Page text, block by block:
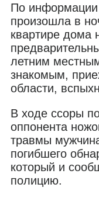
По информации
произошла в
квартире дома
летним
знакомым,
области,
В ходе ссоры
оппонента
травмы
погибшего
который и
полицию.